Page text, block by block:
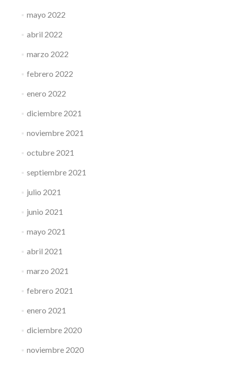
mayo 2022
abril 2022
marzo 2022
febrero 2022
enero 2022
diciembre 2021
noviembre 2021
octubre 2021
septiembre 2021
julio 2021
junio 2021
mayo 2021
abril 2021
marzo 2021
febrero 2021
enero 2021
diciembre 2020
noviembre 2020